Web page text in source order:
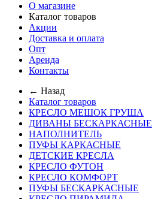
О магазине
Каталог товаров
Акции
Доставка и оплата
Опт
Аренда
Контакты
← Назад
Каталог товаров
КРЕСЛО МЕШОК ГРУША
ДИВАНЫ БЕСКАРКАСНЫЕ
НАПОЛНИТЕЛЬ
ПУФЫ КАРКАСНЫЕ
ДЕТСКИЕ КРЕСЛА
КРЕСЛО ФУТОН
КРЕСЛО КОМФОРТ
ПУФЫ БЕСКАРКАСНЫЕ